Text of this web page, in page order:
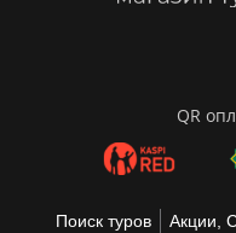
QR
Поиск туров Акции,